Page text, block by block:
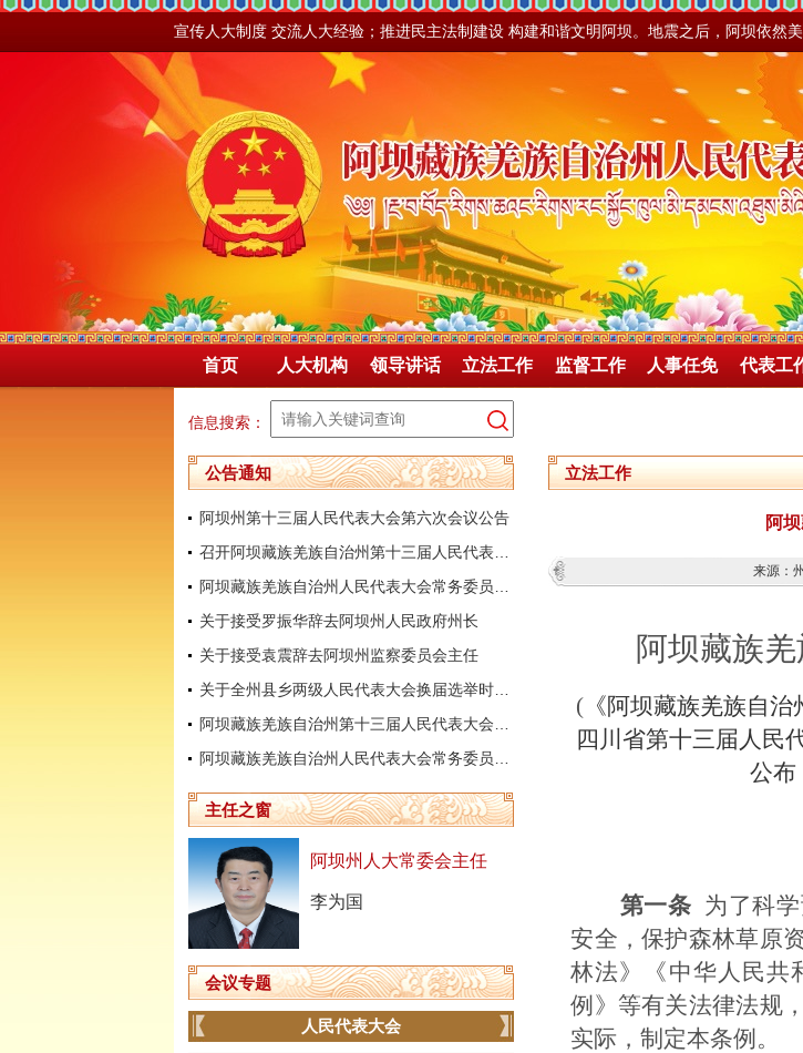
宣传人大制度 交流人大经验；推进民主法制建设 构建和谐文明阿坝。地震之后，阿坝依然美
首页 人大机构 领导讲话 立法工作 监督工作 人事任免 代表工
信息搜索：
公告通知
阿坝州第十三届人民代表大会第六次会议公告
关于接受罗振华辞去阿坝州人民政府州长
关于接受袁震辞去阿坝州监察委员会主任
主任之窗
阿坝州人大常委会主任
李为国
会议专题
人民代表大会
立法工作
阿
来源：
阿坝藏族
(《阿坝藏族羌族自治
四川省第十三届人民
公布
第一条 为了科
安全，保护森林草原
林法》《中华人民共
例》等有关法律法规
实际，制定本条例。